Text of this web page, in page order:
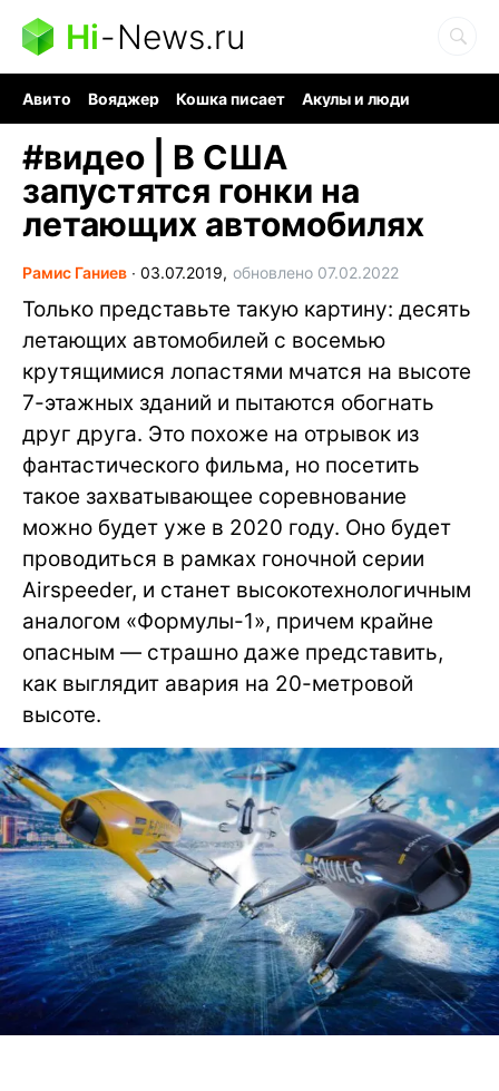
Hi-News.ru
Авито Вояджер Кошка писает
Акулы и люди
#видео | В США
запустятся гонки на
летающих автомобилях
Рамис Ганиев ∙ 03.07.2019, обновлено 07.02.2022
Только представьте такую картину: десять
летающих автомобилей с восемью
крутящимися лопастями мчатся на высоте
7-этажных зданий и пытаются обогнать
друг друга. Это похоже на отрывок из
фантастического фильма, но посетить
такое захватывающее соревнование
можно будет уже в 2020 году. Оно будет
проводиться в рамках гоночной серии
Airspeeder, и станет высокотехнологичным
аналогом «Формулы-1», причем крайне
опасным — страшно даже представить,
как выглядит авария на 20-метровой
высоте.